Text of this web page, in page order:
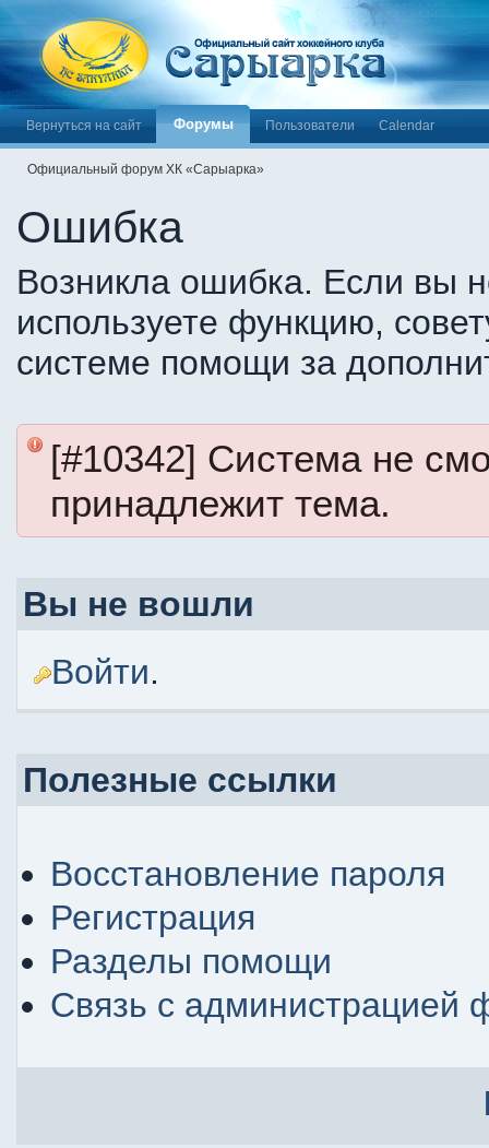
Вернуться на сайт Форумы Пользователи Calendar
Официальный форум ХК «Сарыарка»
Ошибка
Возникла ошибка. Если вы
используете функцию,
системе помощи за
[#10342] Система не
принадлежит тема.
Вы не вошли
Войти.
Полезные ссылки
Восстановление пароля
Регистрация
Разделы помощи
Связь с администрацией